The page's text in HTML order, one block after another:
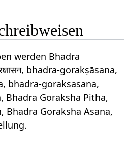
werden Bhadra
bhadra-gorakṣāsana,
bhadra-goraksasana,
Bhadra Goraksha Pitha,
Bhadra Goraksha Asana,